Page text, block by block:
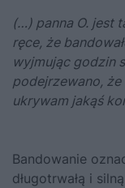
(…) panna O. jest
ręce, że
wyjmując godzin
podejrzewano, że
ukrywam jakąś
Bandowanie
długotrwałą i